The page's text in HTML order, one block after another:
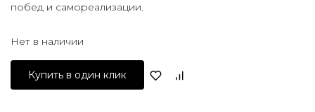
побед и самореализации.
Нет в наличии
Купить в один клик